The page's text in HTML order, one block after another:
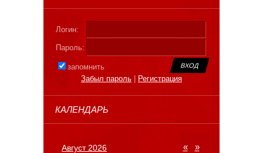
Логин:
Пароль:
запомнить
Забыл пароль
Регистрация
КАЛЕНДАРЬ
«
Август 2026 »